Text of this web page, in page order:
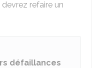
refaire un
défaillances